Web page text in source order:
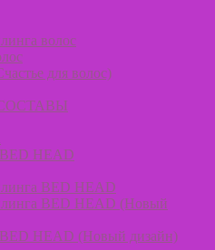
волос
для волос)
BED HEAD
BED HEAD
BED HEAD (Новый
BED HEAD (Новый дизайн)